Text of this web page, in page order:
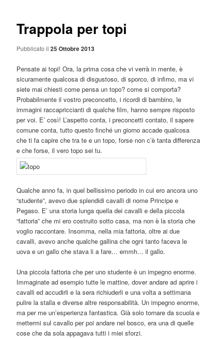
Trappola per topi
Pubblicato il25 Ottobre 2013
Pensate ai topi! Ora, la prima cosa che vi verrà in mente, è
sicuramente qualcosa di disgustoso, di sporco, di infimo, ma vi
siete mai chiesti come pensa un topo? come si comporta?
Probabilmente il vostro preconcetto, i ricordi di bambino, le
immagini raccapriccianti di qualche film, hanno sempre risposto
per voi. E’ così! L’aspetto conta, i preconcetti contato, il sapere
comune conta, tutto questo finché un giorno accade qualcosa
che ti fa capire che tra te e un topo, forse non c’è tanta differenza
e che forse, il vero topo sei tu.
Qualche anno fa, in quel bellissimo periodo in cui ero ancora uno
“studente”, avevo due splendidi cavalli di nome Principe e
Pegaso. E’ una storia lunga quella dei cavalli e della piccola
“fattoria” che mi ero costruito sotto casa, ma non è la storia che
voglio raccontare. Insomma, nella mia fattoria, oltre ai due
cavalli, avevo anche qualche gallina che ogni tanto faceva le
uova e un gallo che stava li a fare… emmh… il gallo.
Una piccola fattoria che per uno studente è un impegno enorme.
Immaginate ad esempio tutte le mattine, dover andare ad aprire i
cavalli ed accudirli e la sera richiuderli e una volta a settimana
pulire la stalla e diverse altre responsabilità. Un impegno enorme,
ma per me un’esperienza fantastica. Già solo tornare da scuola e
mettermi sul cavallo per poi andare nel bosco, era una di quelle
cose che da sola appagava tutti i miei sforzi.